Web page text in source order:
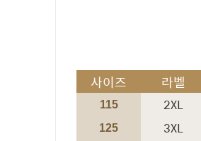
사이즈 라벨
115 2XL
125 3XL